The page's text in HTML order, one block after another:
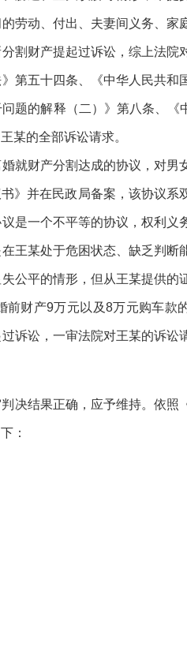
劳动、付出、夫妻间义务、家
割财产提起过诉讼，综上法院
第五十四条、《中华人民共和
题的解释（二）》第八条、《
某的全部诉讼请求。
就财产分割达成的协议，对男
》并在民政局备案，该协议系
是一个不平等的协议，权利义
王某处于危困状态、缺乏判断
公平的情形，但从王某提供的
财产9万元以及8万元购车款
诉讼，一审法院对王某的诉讼
决结果正确，应予维持。依照
：